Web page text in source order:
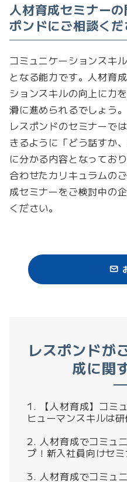
人材育成セミナー
ポンドにご相談くだ
コミュニケーションスキ
となる能力です。人材育
ションスキルの向上に力
滑に進められるでしょう。
レスポンドのセミナーで
きるように「どう話すか
に分かる内容となってお
合わせたカリキュラムの
成セミナーをご検討中の
ください。
レスポンドが
成に関
【人材育成】コミ
ヒューマンスキルは
人材育成でコミュ
プ！新入社員向けセ
人材育成でコミュ